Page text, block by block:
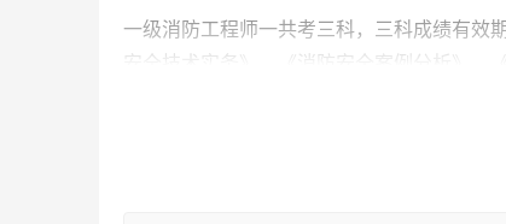
一级消防工程师一共考三科，三科成绩有效
安全技术实务》、《消防安全案例分析》、